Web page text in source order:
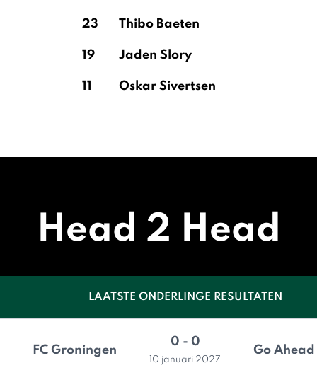
23 Thibo Baeten
19 Jaden Slory
11 Oskar Sivertsen
Head 2 Head
LAATSTE ONDERLINGE RESULTATEN
FC Groningen
0 - 0
10 januari 2027
Go